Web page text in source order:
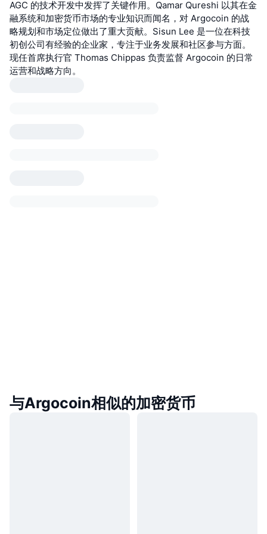
AGC 的技术开发中发挥了关键作用。Qamar Qureshi 以其在金
融系统和加密货币市场的专业知识而闻名，对 Argocoin 的战
略规划和市场定位做出了重大贡献。Sisun Lee 是一位在科技
初创公司有经验的企业家，专注于业务发展和社区参与方面。
现任首席执行官 Thomas Chippas 负责监督 Argocoin 的日常
运营和战略方向。
与Argocoin相似的加密货币